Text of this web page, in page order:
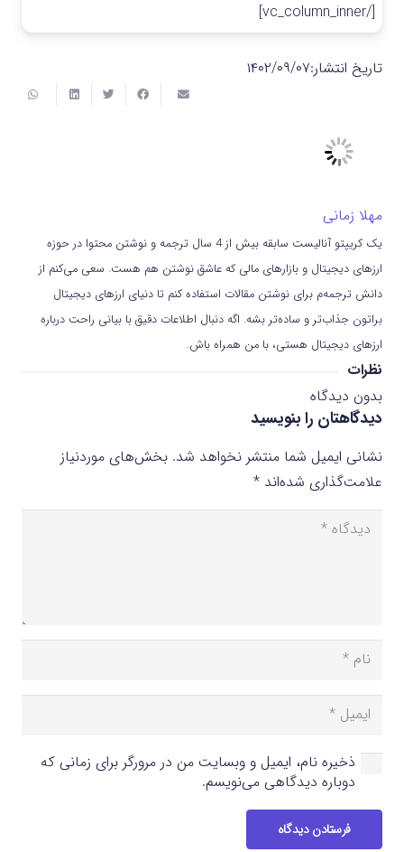
[/vc_column_inner]
تاریخ انتشار:۱۴۰۲/۰۹/۰۷
مهلا زمانی
یک کریپتو آنالیست سابقه بیش از 4 سال ترجمه و نوشتن محتوا در حوزه
ارزهای دیجیتال و بازارهای مالی که عاشق نوشتن هم هست. سعی می‌کنم از
دانش ترجمه‌م برای نوشتن مقالات استفاده کنم تا دنیای ارزهای دیجیتال
براتون جذاب‌تر و ساده‌تر بشه. اگه دنبال اطلاعات دقیق با بیانی راحت درباره
ارزهای دیجیتال هستی، با من همراه باش.
نظرات
بدون دیدگاه
دیدگاهتان را بنویسید
نشانی ایمیل شما منتشر نخواهد شد. بخش‌های موردنیاز
علامت‌گذاری شده‌اند *
ذخیره نام، ایمیل و وبسایت من در مرورگر برای زمانی که
دوباره دیدگاهی می‌نویسم.
فرستادن دیدگاه